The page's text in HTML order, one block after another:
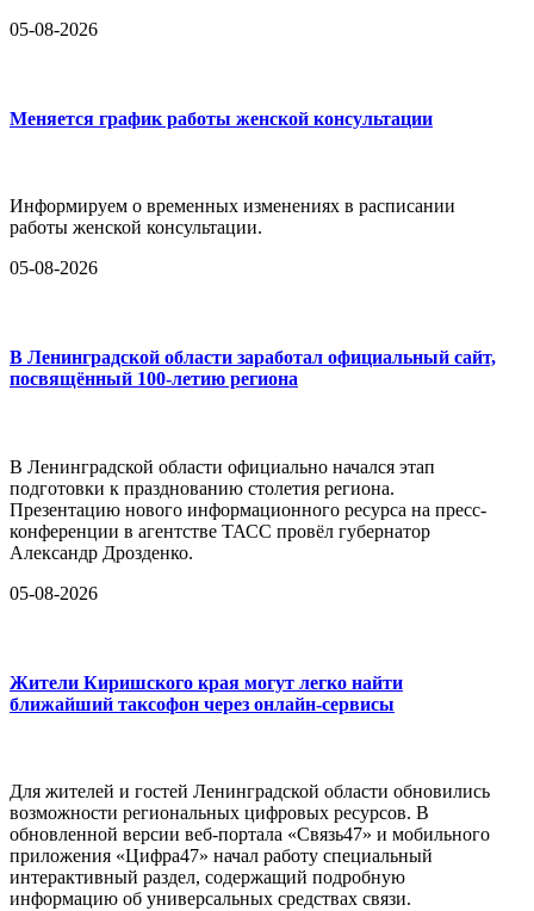
05-08-2026
Меняется график работы женской консультации
Информируем о временных изменениях в расписании
работы женской консультации.
05-08-2026
В Ленинградской области заработал официальный сайт,
посвящённый 100-летию региона
В Ленинградской области официально начался этап
подготовки к празднованию столетия региона.
Презентацию нового информационного ресурса на пресс-
конференции в агентстве ТАСС провёл губернатор
Александр Дрозденко.
05-08-2026
Жители Киришского края могут легко найти
ближайший таксофон через онлайн-сервисы
Для жителей и гостей Ленинградской области обновились
возможности региональных цифровых ресурсов. В
обновленной версии веб-портала «Связь47» и мобильного
приложения «Цифра47» начал работу специальный
интерактивный раздел, содержащий подробную
информацию об универсальных средствах связи.